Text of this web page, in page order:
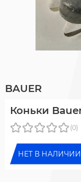
BAUER
Коньки
(0)
НЕТ В НАЛИЧИИ